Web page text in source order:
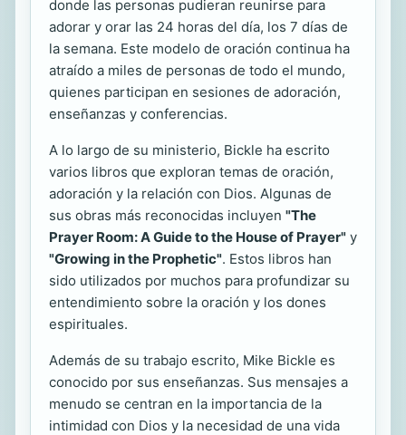
donde las personas pudieran reunirse para
adorar y orar las 24 horas del día, los 7 días de
la semana. Este modelo de oración continua ha
atraído a miles de personas de todo el mundo,
quienes participan en sesiones de adoración,
enseñanzas y conferencias.
A lo largo de su ministerio, Bickle ha escrito
varios libros que exploran temas de oración,
adoración y la relación con Dios. Algunas de
sus obras más reconocidas incluyen "The
Prayer Room: A Guide to the House of Prayer" y
"Growing in the Prophetic". Estos libros han
sido utilizados por muchos para profundizar su
entendimiento sobre la oración y los dones
espirituales.
Además de su trabajo escrito, Mike Bickle es
conocido por sus enseñanzas. Sus mensajes a
menudo se centran en la importancia de la
intimidad con Dios y la necesidad de una vida